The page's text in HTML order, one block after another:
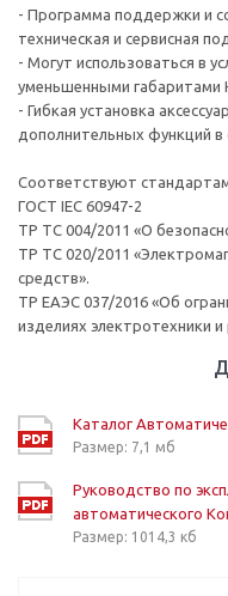
- Программа поддержки и
техническая и сервисная
- Могут использоваться в
уменьшенными габаритами
- Гибкая установка
дополнительных функций в
Соответствуют
ГОСТ IEC 60947-2
ТР ТС 004/2011 «О
ТР ТС 020/2011
средств».
ТР ЕАЭС 037/2016 «Об
изделиях электротехники и
Каталог
Размер: 7,1 мб
Руководство по
автоматического
Размер: 1014,3 кб